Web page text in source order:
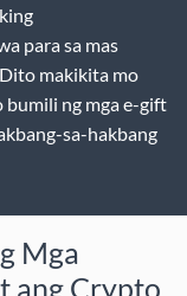
para sa mas
makikita mo
bumili ng mga e-gift
sa-hakbang
Mga
ang Crypto